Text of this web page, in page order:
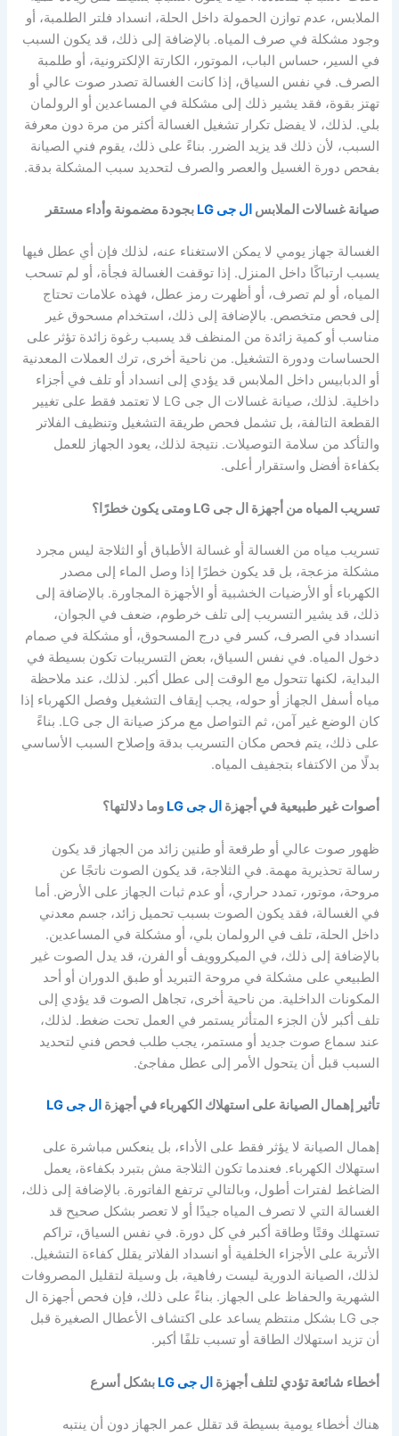
الملابس، عدم توازن الحمولة داخل الحلة، انسداد فلتر الطلمبة، أو
وجود مشكلة في صرف المياه. بالإضافة إلى ذلك، قد يكون السبب
في السير، حساس الباب، الموتور، الكارتة الإلكترونية، أو طلمبة
الصرف. في نفس السياق، إذا كانت الغسالة تصدر صوت عالي أو
تهتز بقوة، فقد يشير ذلك إلى مشكلة في المساعدين أو الرولمان
بلي. لذلك، لا يفضل تكرار تشغيل الغسالة أكثر من مرة دون معرفة
السبب، لأن ذلك قد يزيد الضرر. بناءً على ذلك، يقوم فني الصيانة
بفحص دورة الغسيل والعصر والصرف لتحديد سبب المشكلة بدقة.
صيانة غسالات الملابس ال جى LG بجودة مضمونة وأداء مستقر
الغسالة جهاز يومي لا يمكن الاستغناء عنه، لذلك فإن أي عطل فيها
يسبب ارتباكًا داخل المنزل. إذا توقفت الغسالة فجأة، أو لم تسحب
المياه، أو لم تصرف، أو أظهرت رمز عطل، فهذه علامات تحتاج
إلى فحص متخصص. بالإضافة إلى ذلك، استخدام مسحوق غير
مناسب أو كمية زائدة من المنظف قد يسبب رغوة زائدة تؤثر على
الحساسات ودورة التشغيل. من ناحية أخرى، ترك العملات المعدنية
أو الدبابيس داخل الملابس قد يؤدي إلى انسداد أو تلف في أجزاء
داخلية. لذلك، صيانة غسالات ال جى LG لا تعتمد فقط على تغيير
القطعة التالفة، بل تشمل فحص طريقة التشغيل وتنظيف الفلاتر
والتأكد من سلامة التوصيلات. نتيجة لذلك، يعود الجهاز للعمل
بكفاءة أفضل واستقرار أعلى.
تسريب المياه من أجهزة ال جى LG ومتى يكون خطرًا؟
تسريب مياه من الغسالة أو غسالة الأطباق أو الثلاجة ليس مجرد
مشكلة مزعجة، بل قد يكون خطرًا إذا وصل الماء إلى مصدر
الكهرباء أو الأرضيات الخشبية أو الأجهزة المجاورة. بالإضافة إلى
ذلك، قد يشير التسريب إلى تلف خرطوم، ضعف في الجوان،
انسداد في الصرف، كسر في درج المسحوق، أو مشكلة في صمام
دخول المياه. في نفس السياق، بعض التسريبات تكون بسيطة في
البداية، لكنها تتحول مع الوقت إلى عطل أكبر. لذلك، عند ملاحظة
مياه أسفل الجهاز أو حوله، يجب إيقاف التشغيل وفصل الكهرباء إذا
كان الوضع غير آمن، ثم التواصل مع مركز صيانة ال جى LG. بناءً
على ذلك، يتم فحص مكان التسريب بدقة وإصلاح السبب الأساسي
بدلًا من الاكتفاء بتجفيف المياه.
أصوات غير طبيعية في أجهزة ال جى LG وما دلالتها؟
ظهور صوت عالي أو طرقعة أو طنين زائد من الجهاز قد يكون
رسالة تحذيرية مهمة. في الثلاجة، قد يكون الصوت ناتجًا عن
مروحة، موتور، تمدد حراري، أو عدم ثبات الجهاز على الأرض. أما
في الغسالة، فقد يكون الصوت بسبب تحميل زائد، جسم معدني
داخل الحلة، تلف في الرولمان بلي، أو مشكلة في المساعدين.
بالإضافة إلى ذلك، في الميكروويف أو الفرن، قد يدل الصوت غير
الطبيعي على مشكلة في مروحة التبريد أو طبق الدوران أو أحد
المكونات الداخلية. من ناحية أخرى، تجاهل الصوت قد يؤدي إلى
تلف أكبر لأن الجزء المتأثر يستمر في العمل تحت ضغط. لذلك،
عند سماع صوت جديد أو مستمر، يجب طلب فحص فني لتحديد
السبب قبل أن يتحول الأمر إلى عطل مفاجئ.
تأثير إهمال الصيانة على استهلاك الكهرباء في أجهزة ال جى LG
إهمال الصيانة لا يؤثر فقط على الأداء، بل ينعكس مباشرة على
استهلاك الكهرباء. فعندما تكون الثلاجة مش بتبرد بكفاءة، يعمل
الضاغط لفترات أطول، وبالتالي ترتفع الفاتورة. بالإضافة إلى ذلك،
الغسالة التي لا تصرف المياه جيدًا أو لا تعصر بشكل صحيح قد
تستهلك وقتًا وطاقة أكبر في كل دورة. في نفس السياق، تراكم
الأتربة على الأجزاء الخلفية أو انسداد الفلاتر يقلل كفاءة التشغيل.
لذلك، الصيانة الدورية ليست رفاهية، بل وسيلة لتقليل المصروفات
الشهرية والحفاظ على الجهاز. بناءً على ذلك، فإن فحص أجهزة ال
جى LG بشكل منتظم يساعد على اكتشاف الأعطال الصغيرة قبل
أن تزيد استهلاك الطاقة أو تسبب تلفًا أكبر.
أخطاء شائعة تؤدي لتلف أجهزة ال جى LG بشكل أسرع
هناك أخطاء يومية بسيطة قد تقلل عمر الجهاز دون أن ينتبه